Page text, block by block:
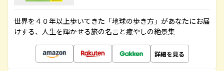
世界を４０年以上歩いてきた「地球の歩き方」があなたにお届
けする、人生を輝かせる旅の名言と癒やしの絶景集
詳細を見る